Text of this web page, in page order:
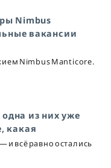
Nimbus
вакансии
Nimbus Manticore.
из них уже
какая
и всё равно остались